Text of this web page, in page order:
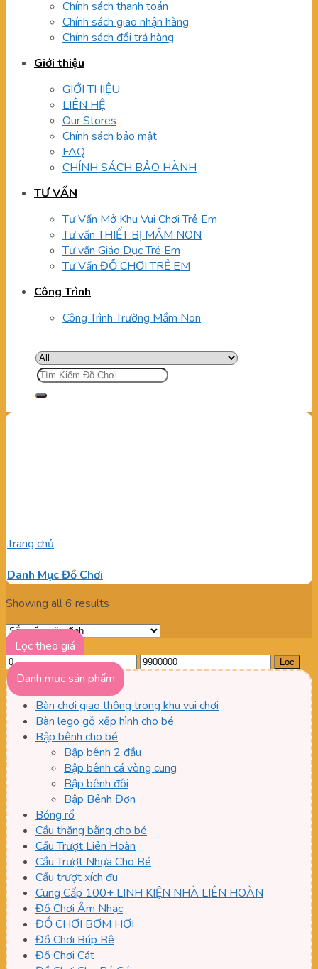
Chính sách thanh toán
Chính sách giao nhận hàng
Chính sách đổi trả hàng
Giới thiệu
GIỚI THIỆU
LIÊN HỆ
Our Stores
Chính sách bảo mật
FAQ
CHÍNH SÁCH BẢO HÀNH
TƯ VẤN
Tư Vấn Mở Khu Vui Chơi Trẻ Em
Tư vấn THIẾT BỊ MẦM NON
Tư vấn Giáo Dục Trẻ Em
Tư Vấn ĐỒ CHƠI TRẺ EM
Công Trình
Công Trình Trường Mầm Non
Tìm
kiếm:
Trang chủ
Danh Mục Đồ Chơi
Showing all 6 results
Lọc theo giá
Giá
tối
thiểu
Giá
Lọc
Danh mục sản phẩm
Bàn chơi giao thông trong khu vui chơi
Bàn lego gỗ xếp hình cho bé
Bập bênh cho bé
Bập bênh 2 đầu
Bập bênh cá vòng cung
Bập bênh đôi
Bập Bênh Đơn
Bóng rổ
Cầu thăng bằng cho bé
Cầu Trượt Liên Hoàn
Cầu Trượt Nhựa Cho Bé
Cầu trượt xích đu
Cung Cấp 100+ LINH KIỆN NHÀ LIÊN HOÀN
Đồ Chơi Âm Nhạc
ĐỒ CHƠI BƠM HƠI
Đồ Chơi Búp Bê
Đồ Chơi Cát